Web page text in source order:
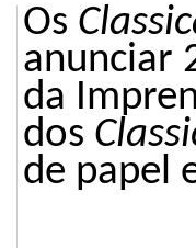
Os
anunciar
da
dos
de papel